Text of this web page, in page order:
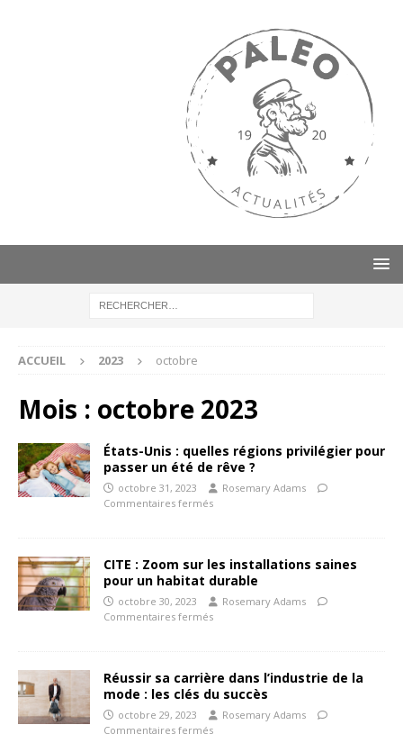
ACCUEIL 2023 octobre
Mois : octobre 2023
États-Unis : quelles régions privilégier pour
passer un été de rêve ?
octobre 31, 2023
Rosemary Adams
Commentaires fermés
CITE : Zoom sur les installations saines
pour un habitat durable
octobre 30, 2023
Rosemary Adams
Commentaires fermés
Réussir sa carrière dans l’industrie de la
mode : les clés du succès
octobre 29, 2023
Rosemary Adams
Commentaires fermés